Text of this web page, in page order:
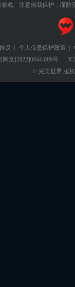
戏。注意自我保护，谨防
议 | 个人信息保护政策 |
网文[2022]0044-009号
© 完美世界 版权